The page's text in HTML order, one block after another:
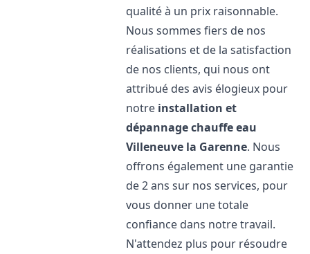
qualité à un prix raisonnable.
Nous sommes fiers de nos
réalisations et de la satisfaction
de nos clients, qui nous ont
attribué des avis élogieux pour
notre installation et
dépannage chauffe eau
Villeneuve la Garenne. Nous
offrons également une garantie
de 2 ans sur nos services, pour
vous donner une totale
confiance dans notre travail.
N'attendez plus pour résoudre